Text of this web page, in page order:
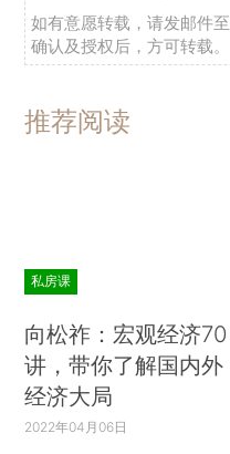
如有意愿转载，请发邮件至
确认及授权后，方可转载。
推荐阅读
私房课
向松祚：宏观经济70
讲，带你了解国内外
经济大局
2022年04月06日